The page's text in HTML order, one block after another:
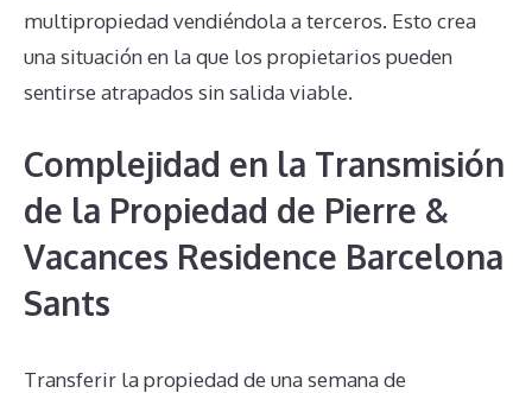
multipropiedad vendiéndola a terceros. Esto crea
una situación en la que los propietarios pueden
sentirse atrapados sin salida viable.
Complejidad en la Transmisión
de la Propiedad de Pierre &
Vacances Residence Barcelona
Sants
Transferir la propiedad de una semana de